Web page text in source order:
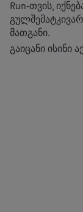
Run-თვის,
მათგანი.
გაიცანი ისინი